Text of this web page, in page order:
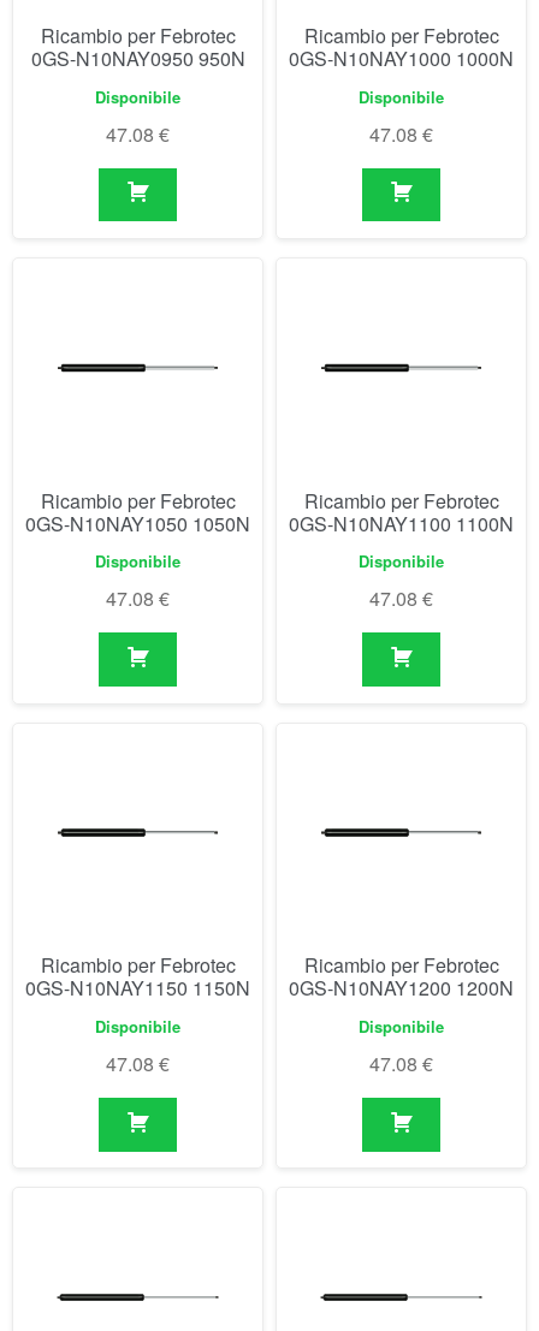
Ricambio per Febrotec
0GS-N10NAY0950 950N
Disponibile
47.08 €
Ricambio per Febrotec
0GS-N10NAY1000 1000N
Disponibile
47.08 €
Ricambio per Febrotec
0GS-N10NAY1050 1050N
Disponibile
47.08 €
Ricambio per Febrotec
0GS-N10NAY1100 1100N
Disponibile
47.08 €
Ricambio per Febrotec
0GS-N10NAY1150 1150N
Disponibile
47.08 €
Ricambio per Febrotec
0GS-N10NAY1200 1200N
Disponibile
47.08 €